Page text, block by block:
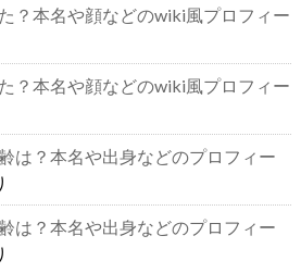
？本名や顔などのwiki風プロフィー
？本名や顔などのwiki風プロフィー
は？本名や出身などのプロフィー
は？本名や出身などのプロフィー